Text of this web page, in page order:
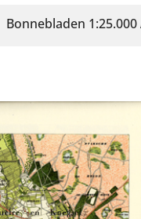
Bonnebladen